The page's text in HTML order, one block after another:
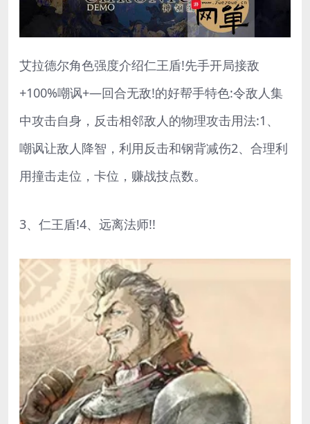
艾拉德尔角色强度介绍仁王盾!先手开局接敌
+100%嘲讽+—回合无敌!的好帮手特色:令敌人集
中攻击自身，反击相邻敌人的物理攻击用法:1、
嘲讽让敌人降智，利用反击和钢背减伤2、合理利
用撞击走位，卡位，赚战技点数。
3、仁王盾!4、远离法师!!